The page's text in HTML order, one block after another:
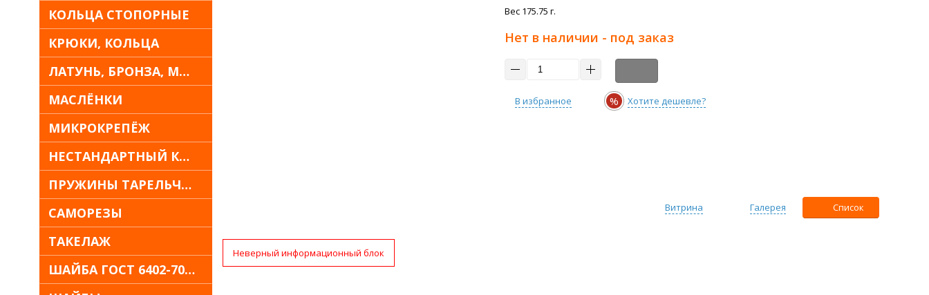
КОЛЬЦА СТОПОРНЫЕ
КРЮКИ, КОЛЬЦА
ЛАТУНЬ, БРОНЗА, МЕДЬ
МАСЛЁНКИ
МИКРОКРЕПЁЖ
НЕСТАНДАРТНЫЙ КРЕПЁЖ
ПРУЖИНЫ ТАРЕЛЬЧАТЫЕ
САМОРЕЗЫ
ТАКЕЛАЖ
ШАЙБА ГОСТ 6402-70 30Х13
Вес 175.75 г.
Нет в наличии - под заказ
В избранное % Хотите дешевле?
Список
Галерея
Витрина
Неверный информационный блок